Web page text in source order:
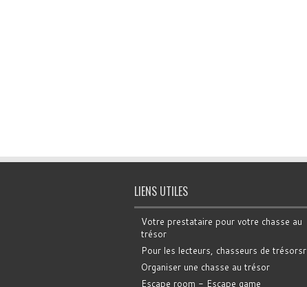
LIENS UTILES
Votre prestataire pour votre chasse au
trésor
Pour les lecteurs, chasseurs de trésorsr
Organiser une chasse au trésor
Escape room - Escape game